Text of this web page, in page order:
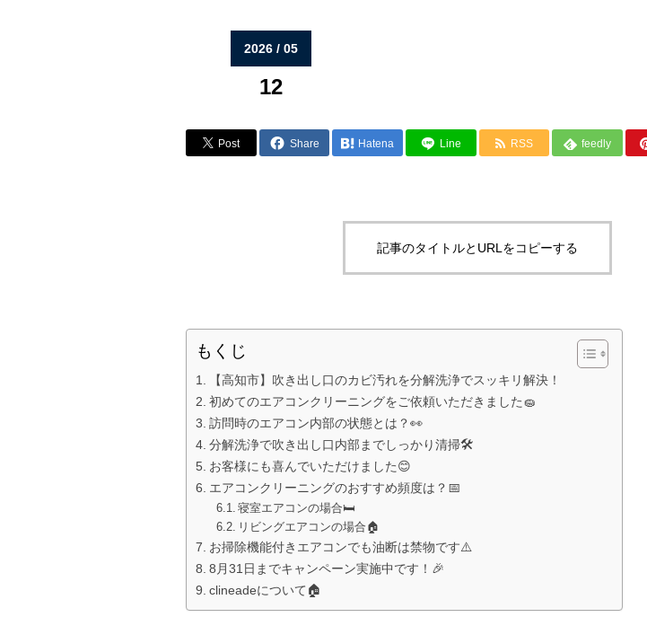
2026 / 05
12
Post Share Hatena Line RSS feedly
記事のタイトルとURLをコピーする
もくじ
【高知市】吹き出し口のカビ汚れを分解洗浄でスッキリ解決！
初めてのエアコンクリーニングをご依頼いただきました🧽
訪問時のエアコン内部の状態とは？👀
分解洗浄で吹き出し口内部までしっかり清掃🛠️
お客様にも喜んでいただけました😊
エアコンクリーニングのおすすめ頻度は？📅
寝室エアコンの場合🛏️
リビングエアコンの場合🏠
お掃除機能付きエアコンでも油断は禁物です⚠️
8月31日までキャンペーン実施中です！🎉
clineadeについて🏠